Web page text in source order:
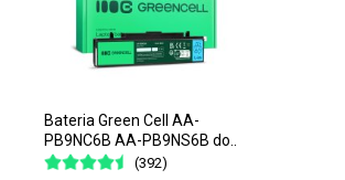
Bateria Green Cell AA-
PB9NC6B AA-PB9NS6B do..
(392)